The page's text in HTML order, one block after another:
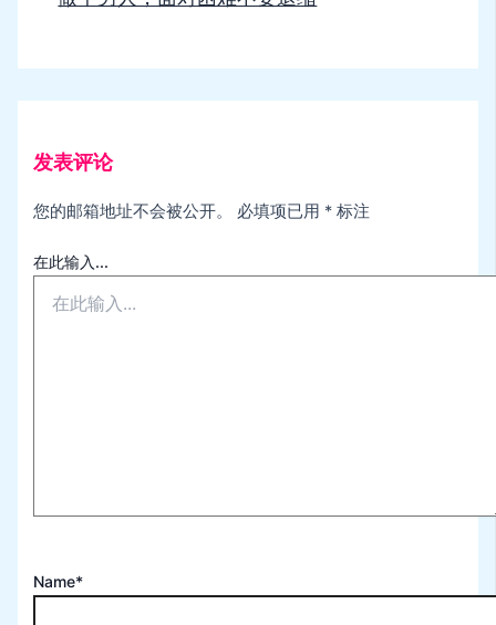
发表评论
您的邮箱地址不会被公开。 必填项已用 * 标注
在此输入...
Name*